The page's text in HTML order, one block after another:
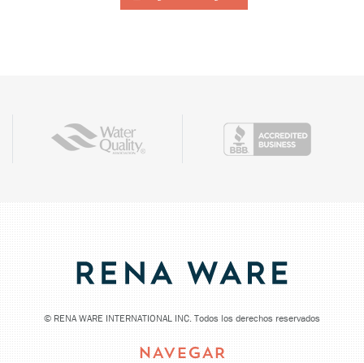
© RENA WARE INTERNATIONAL INC. Todos los derechos reservados
NAVEGAR